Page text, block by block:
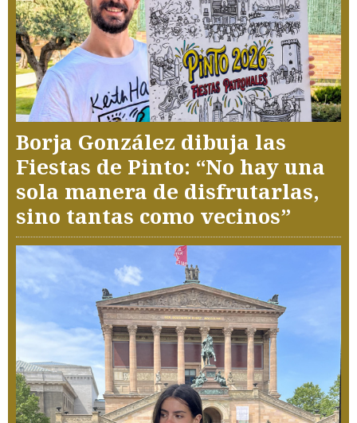
Borja González dibuja las
Fiestas de Pinto: “No hay una
sola manera de disfrutarlas,
sino tantas como vecinos”